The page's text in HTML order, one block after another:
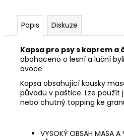
Popis Diskuze
Kapsa pro psy s kaprem a
obohaceno o lesní a luční
ovoce
Kapsa obsahující kousky
původu v paštice. Lze použít
nebo chutný topping ke
VYSOKÝ OBSAH MASA A
CALIBRA
JOY
DOG
CHICKEN
AND
SALMON
100G
79
Kč